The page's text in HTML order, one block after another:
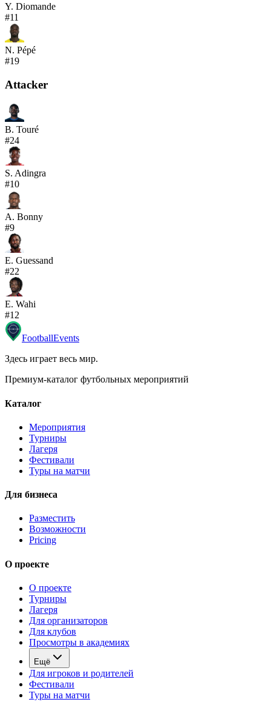
Y. Diomande
#11
N. Pépé
#19
Attacker
B. Touré
#24
S. Adingra
#10
A. Bonny
#9
E. Guessand
#22
E. Wahi
#12
FootballEvents
Здесь играет весь мир.
Премиум-каталог футбольных мероприятий
Каталог
Мероприятия
Турниры
Лагеря
Фестивали
Туры на матчи
Для бизнеса
Разместить
Возможности
Pricing
О проекте
О проекте
Турниры
Лагеря
Для организаторов
Для клубов
Просмотры в академиях
Ещё
Для игроков и родителей
Фестивали
Туры на матчи